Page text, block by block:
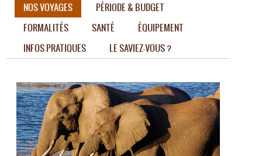
NOS VOYAGES
PÉRIODE & BUDGET
FORMALITÉS
SANTÉ
ÉQUIPEMENT
INFOS PRATIQUES
LE SAVIEZ-VOUS ?